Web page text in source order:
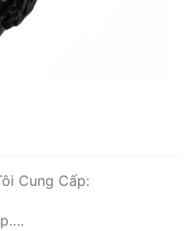
Cung Cấp: